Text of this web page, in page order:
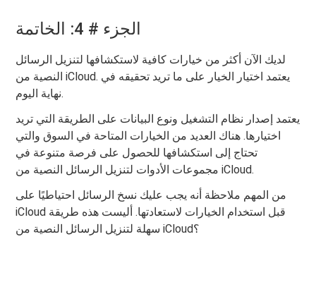
الجزء # 4: الخاتمة
لديك الآن أكثر من خيارات كافية لاستكشافها لتنزيل الرسائل
النصية من iCloud. يعتمد اختيار الخيار على ما تريد تحقيقه في
نهاية اليوم.
يعتمد إصدار نظام التشغيل ونوع البيانات على الطريقة التي تريد
اختيارها. هناك العديد من الخيارات المتاحة في السوق والتي
تحتاج إلى استكشافها للحصول على فرصة متنوعة في
مجموعات الأدوات لتنزيل الرسائل النصية من iCloud.
من المهم ملاحظة أنه يجب عليك نسخ الرسائل احتياطيًا على
iCloud قبل استخدام الخيارات لاستعادتها. أليست هذه طريقة
سهلة لتنزيل الرسائل النصية من iCloud؟